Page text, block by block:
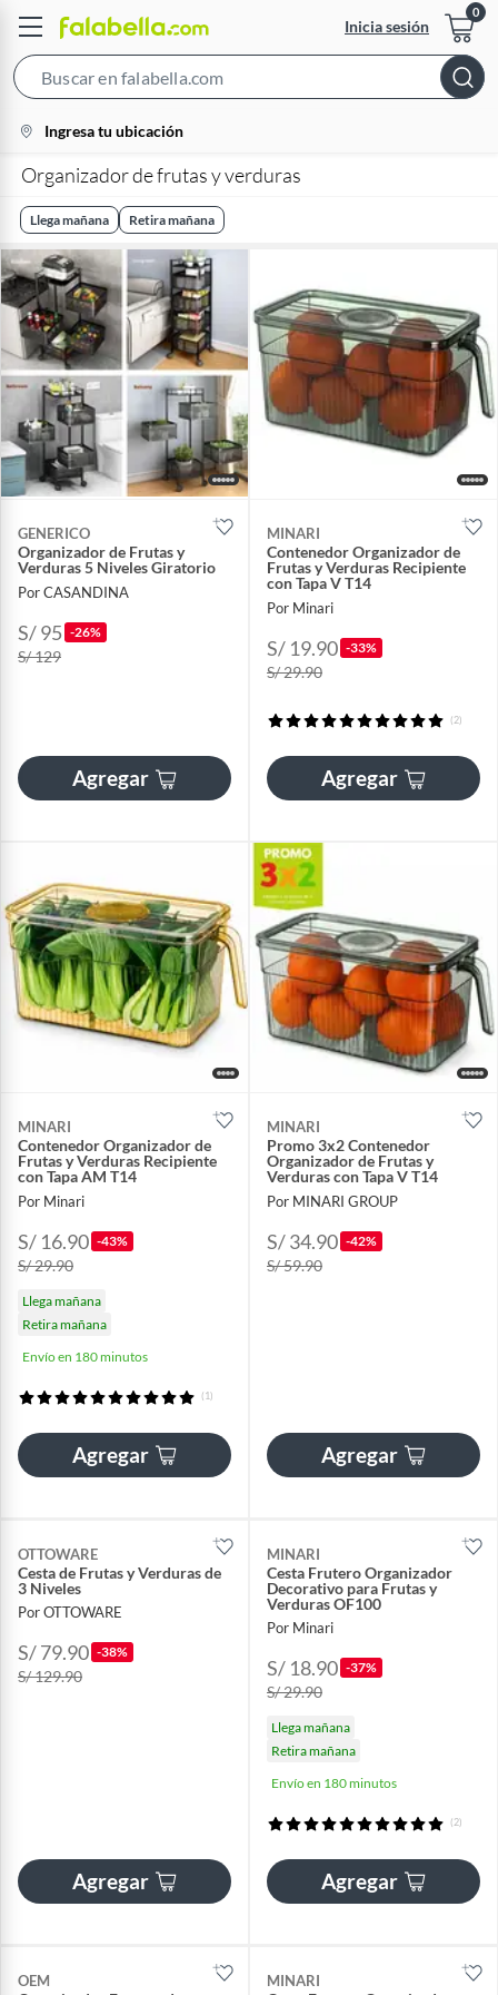
Inicia sesión
Bar
location-
icon
Ingresa tu ubicación
Organizador de frutas y verduras
Llega mañana Retira mañana
GENERICO
Organizador de Frutas y
Verduras 5 Niveles Giratorio
Por CASANDINA
S/ 95 -26%
S/ 129
Agregar
MINARI
Contenedor Organizador de
Frutas y Verduras Recipiente
con Tapa V T14
Por Minari
S/ 19.90 -33%
S/ 29.90
(2)
Agregar
MINARI
Contenedor Organizador de
Frutas y Verduras Recipiente
con Tapa AM T14
Por Minari
S/ 16.90 -43%
S/ 29.90
Llega mañana
Retira mañana
Envío en 180 minutos
(1)
Agregar
MINARI
Promo 3x2 Contenedor
Organizador de Frutas y
Verduras con Tapa V T14
Por MINARI GROUP
S/ 34.90 -42%
S/ 59.90
Agregar
OTTOWARE
Cesta de Frutas y Verduras de
3 Niveles
Por OTTOWARE
S/ 79.90 -38%
S/ 129.90
Agregar
MINARI
Cesta Frutero Organizador
Decorativo para Frutas y
Verduras OF100
Por Minari
S/ 18.90 -37%
S/ 29.90
Llega mañana
Retira mañana
Envío en 180 minutos
(2)
Agregar
OEM MINARI